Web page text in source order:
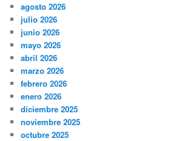
agosto 2026
julio 2026
junio 2026
mayo 2026
abril 2026
marzo 2026
febrero 2026
enero 2026
diciembre 2025
noviembre 2025
octubre 2025